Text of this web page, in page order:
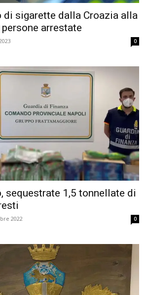
di sigarette dalla Croazia alla
arrestate
0
sequestrate 1,5 tonnellate di
2022 0